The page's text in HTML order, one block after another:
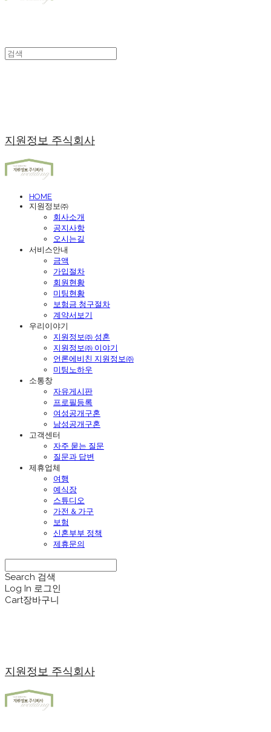
지원정보 주식회사
HOME
지원정보㈜
회사소개
공지사항
오시는길
서비스안내
금액
가입절차
회원현황
미팅현황
보험금 청구절차
계약서보기
우리이야기
지원정보㈜ 성혼
지원정보㈜ 이야기
언론에비친 지원정보㈜
미팅노하우
소통창
자유게시판
프로필등록
여성공개구혼
남성공개구혼
고객센터
자주 묻는 질문
질문과 답변
제휴업체
여행
예식장
스튜디오
가전 & 가구
보험
신혼부부 정책
제휴문의
Search 검색
Log In 로그인
Cart장바구니
지원정보 주식회사